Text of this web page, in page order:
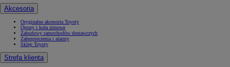
Akcesoria
Oryginalne akcesoria Toyoty
Opony i koła zimowe
Zabudowy samochodów dostawczych
Zabezpieczenia i alarmy
Sklep Toyoty
Strefa klienta